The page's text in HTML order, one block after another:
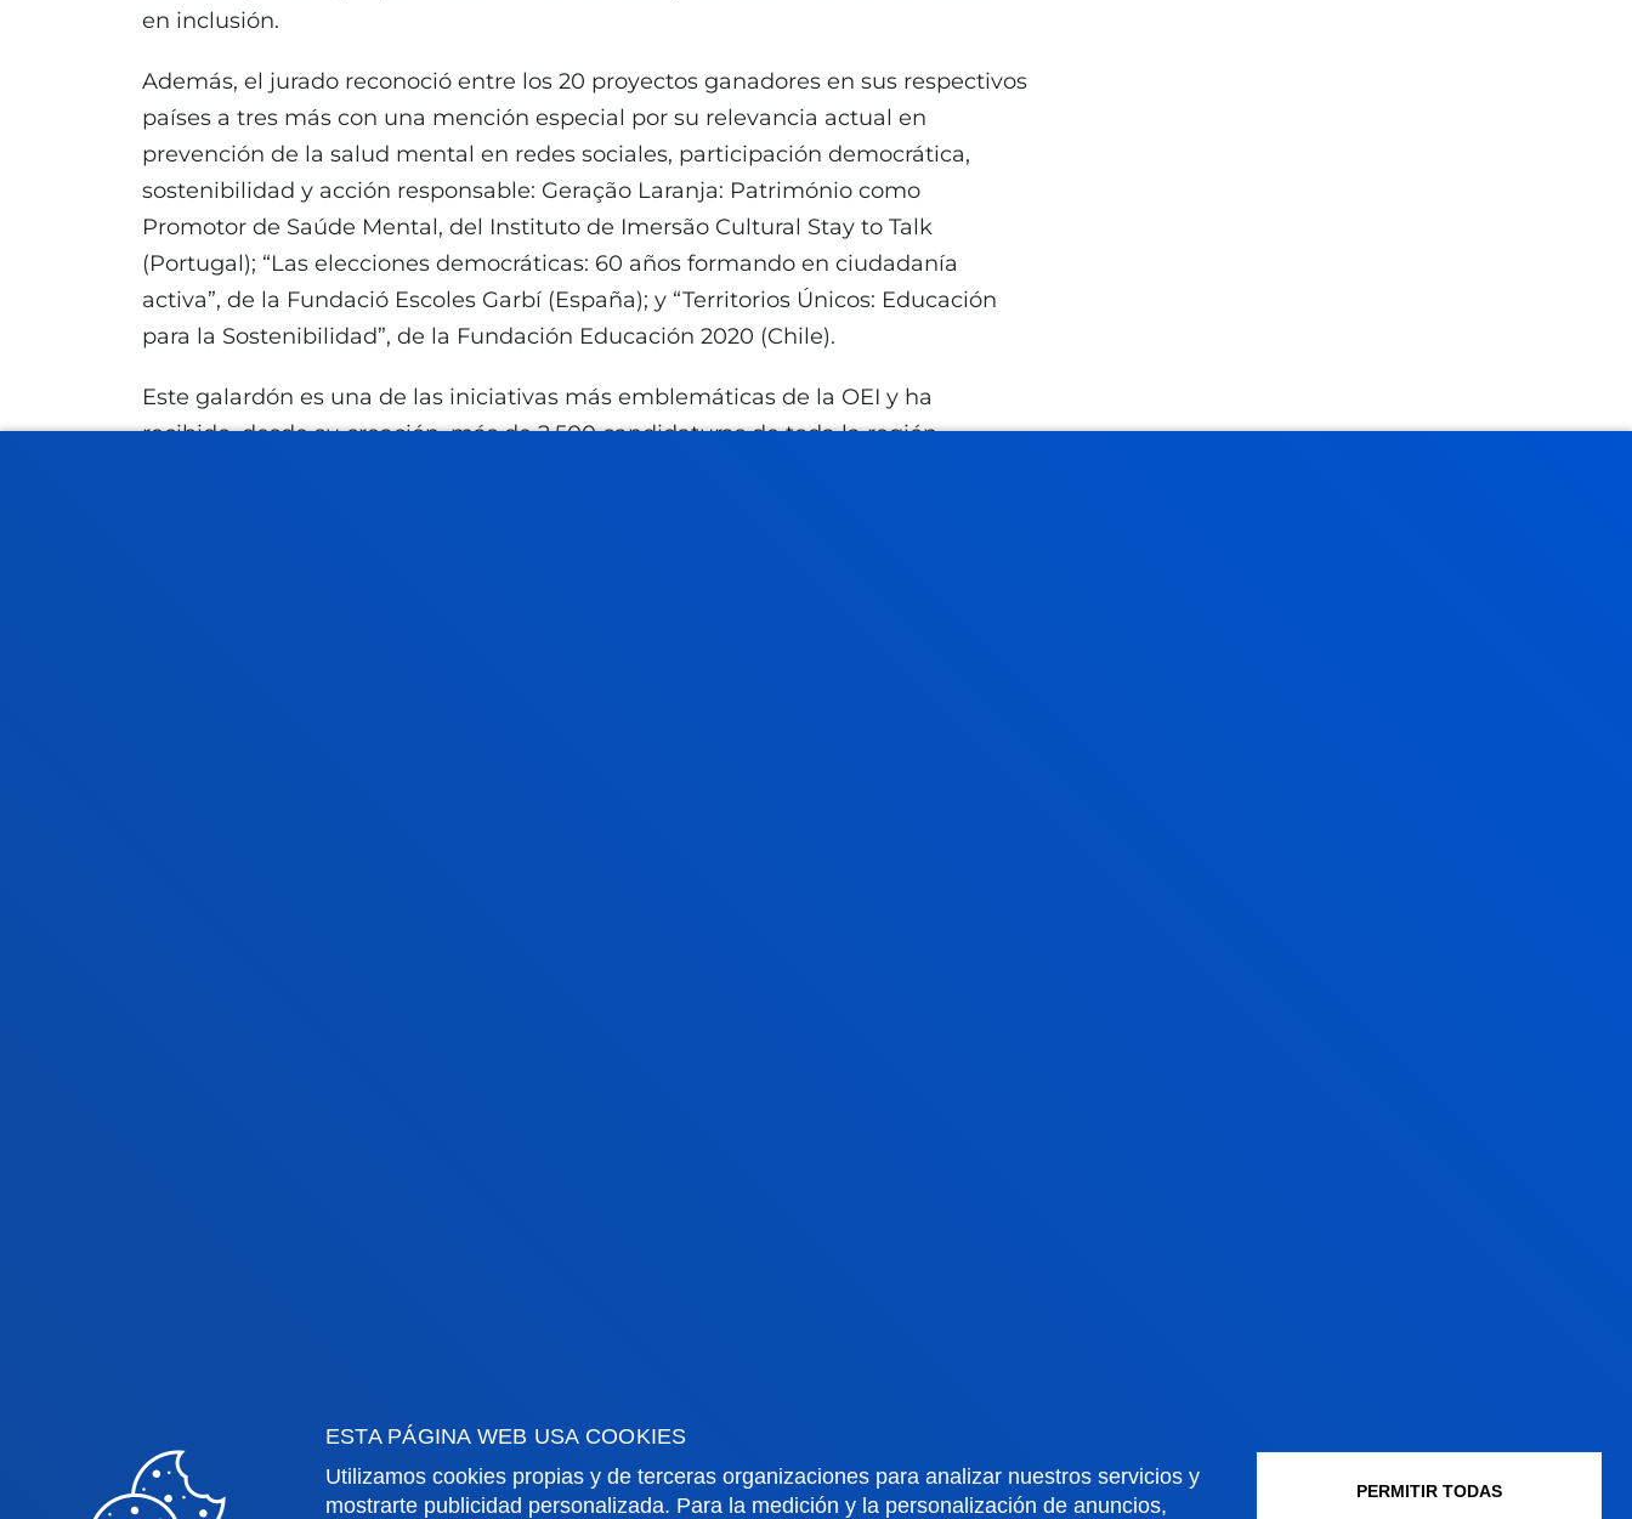
ESTA PÁGINA WEB USA COOKIES
Utilizamos cookies propias y de terceras organizaciones para analizar nuestros servicios y
mostrarte publicidad personalizada. Para la medición y la personalización de anuncios,
PERMITIR TODAS
en inclusión.
Además, el jurado reconoció entre los 20 proyectos ganadores en sus respectivos
países a tres más con una mención especial por su relevancia actual en
prevención de la salud mental en redes sociales, participación democrática,
sostenibilidad y acción responsable: Geração Laranja: Património como
Promotor de Saúde Mental, del Instituto de Imersão Cultural Stay to Talk
(Portugal); “Las elecciones democráticas: 60 años formando en ciudadanía
activa”, de la Fundació Escoles Garbí (España); y “Territorios Únicos: Educación
para la Sostenibilidad”, de la Fundación Educación 2020 (Chile).
Este galardón es una de las iniciativas más emblemáticas de la OEI y ha
recibido, desde su creación, más de 2.500 candidaturas de toda la región.
países como El Salvador o Colombia. “Trabajamos por una ciudadanía
iberoamericana libre y democrática”, remarcó.